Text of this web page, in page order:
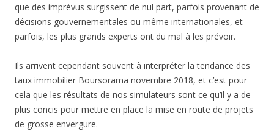
que des imprévus surgissent de nul part, parfois provenant de
décisions gouvernementales ou même internationales, et
parfois, les plus grands experts ont du mal à les prévoir.
Ils arrivent cependant souvent à interpréter la tendance des
taux immobilier Boursorama novembre 2018, et c’est pour
cela que les résultats de nos simulateurs sont ce qu’il y a de
plus concis pour mettre en place la mise en route de projets
de grosse envergure.